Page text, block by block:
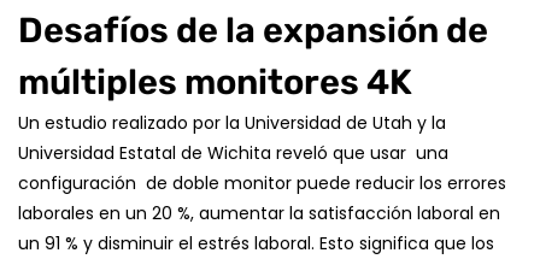
Desafíos de la expansión de
múltiples monitores 4K
Un estudio realizado por la Universidad de Utah y la
Universidad Estatal de Wichita reveló que usar una
configuración de doble monitor puede reducir los errores
laborales en un 20 %, aumentar la satisfacción laboral en
un 91 % y disminuir el estrés laboral. Esto significa que los